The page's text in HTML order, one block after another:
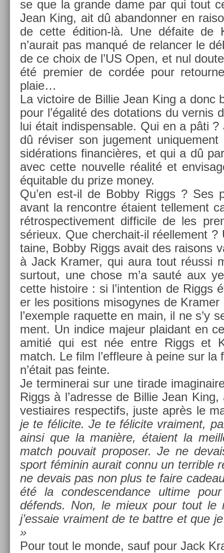
se que la gran­de dame par qui tout
Jean King, ait dû ab­an­donn­er en
de cette édition-là. Une défaite de
n’aurait pas manqué de re­lanc­er le
de ce choix de l’US Open, et nul
été pre­mi­er de cordée pour
plaie…
La vic­toire de Bi­llie Jean King a donc
pour l’égalité des dota­tions du ver­nis
lui était in­dis­pens­able. Qui en a pâti
dû réviser son juge­ment
sidéra­tions fin­an­cières, et qui a dû
avec cette nouvel­le réalité et
équit­able du prize money.
Qu’en est-il de Bobby Riggs ? Ses
avant la re­ncontre étaient tel­le­ment
rétros­pective­ment dif­ficile de les
sérieux. Que cherchait-il réel­le­ment
taine, Bobby Riggs avait des raisons
à Jack Kram­er, qui aura tout réussi
sur­tout, une chose m’a sauté aux
cette his­toire : si l’in­ten­tion de Riggs
er les posi­tions mis­ogynes de
l’exem­ple raquet­te en main, il ne s’y
ment. Un in­dice majeur plaidant en
amitié qui est née entre Riggs et
match. Le film l’effleure à peine sur la
n’était pas fein­te.
Je ter­minerai sur une tirade
Riggs à l’ad­resse de Bi­llie Jean
ves­tiaires re­spec­tifs, juste après le
je te félicite. Je te félicite vrai­ment,
ainsi que la manière, étaient la
match pouvait pro­pos­er. Je ne
sport féminin aurait connu un ter­rible
ne de­vais pas non plus te faire
été la con­des­cendan­ce ul­time
défends. Non, le mieux pour tout le
j’es­saie vrai­ment de te battre et que
»
Pour tout le monde, sauf pour Jack